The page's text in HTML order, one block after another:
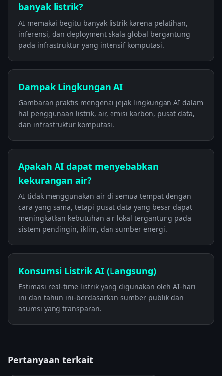
banyak listrik?
AI memakai begitu banyak listrik karena pelatihan,
inferensi, dan deployment skala global bergantung
pada infrastruktur yang intensif komputasi.
Dampak Lingkungan AI
Gambaran praktis mengenai jejak lingkungan AI dalam
hal penggunaan listrik, air, emisi karbon, pusat data,
dan infrastruktur komputasi.
Apakah AI dapat menyebabkan
kekurangan air?
AI tidak menggunakan air di semua tempat dengan
cara yang sama, tetapi pusat data yang besar dapat
meningkatkan kebutuhan air lokal tergantung pada
sistem pendingin, iklim, dan sumber energi.
Konsumsi Listrik AI (Langsung)
Estimasi real-time listrik yang digunakan oleh AI-hari
ini dan tahun ini-berdasarkan sumber publik dan
asumsi yang transparan.
Pertanyaan terkait